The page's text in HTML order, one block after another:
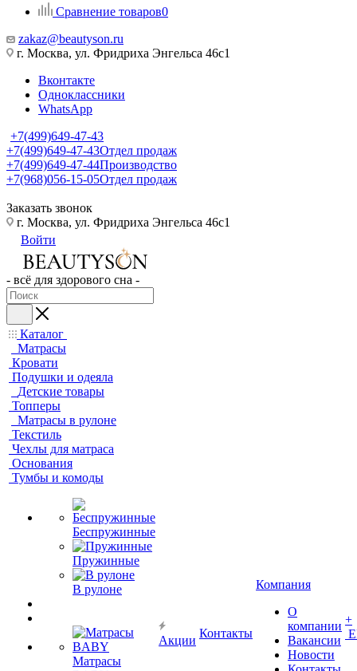
Сравнение товаров0
zakaz@beautyson.ru
г. Москва, ул. Фридриха Энгельса 46с1
Вконтакте
Одноклассники
WhatsApp
+7(499)649-47-43
+7(499)649-47-43Отдел продаж
+7(499)649-47-44Производство
+7(968)056-15-05Отдел продаж
Заказать звонок
г. Москва, ул. Фридриха Энгельса 46с1
Войти
- всё для здорового сна -
Каталог
Матрасы
Кровати
Подушки и одеяла
Детские товары
Топперы
Матрасы в рулоне
Текстиль
Чехлы для матраса
Основания
Тумбы и комоды
Беспружинные
Пружинные
В рулоне
Матрасы
Акции
Контакты
Компания
О
компании
Вакансии
Новости
+